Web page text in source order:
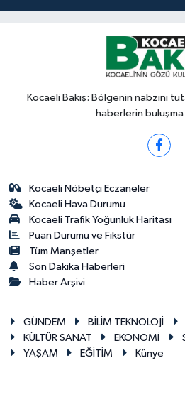
Kocaeli Bakış: Bölgenin nabzını
haberlerin buluşma
Kocaeli Nöbetçi Eczaneler
Kocaeli Hava Durumu
Kocaeli Trafik Yoğunluk Haritası
Puan Durumu ve Fikstür
Tüm Manşetler
Son Dakika Haberleri
Haber Arşivi
GÜNDEM BİLİM TEKNOLOJİ
KÜLTÜR SANAT
EKONOMİ
YAŞAM
EĞİTİM Künye